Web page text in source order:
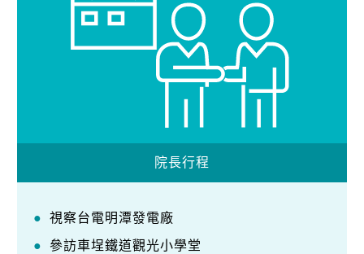
院長行程
視察台電明潭發電廠
參訪車埕鐵道觀光小學堂